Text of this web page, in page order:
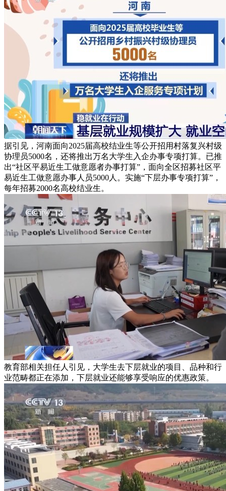
据引见，河南面向2025届高校结业生等公开招用村落复兴村级
协理员5000名，还将推出万名大学生入企办事专项打算。已推
出“社区平易近生工做意愿者办事打算”，面向全区招募社区平
易近生工做意愿办事人员5000人。实施“下层办事专项打算”，
每年招募2000名高校结业生。
教育部相关担任人引见，大学生去下层就业的项目、品种和行
业范畴都正在添加，下层就业还能够享受响应的优惠政策。